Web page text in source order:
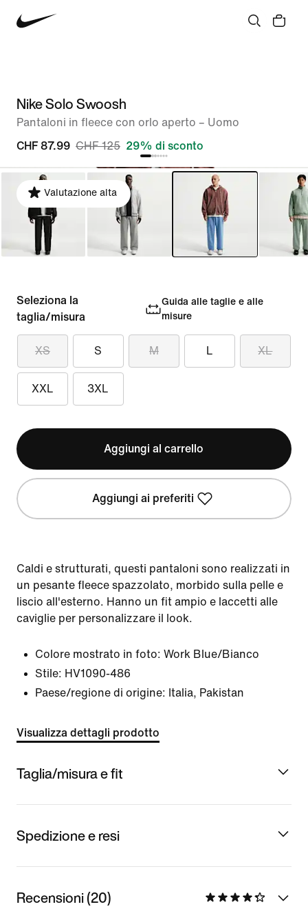
Nike Solo Swoosh
Pantaloni in fleece con orlo aperto – Uomo
CHF 87.99 CHF 125 29% di sconto
Valutazione alta
Seleziona la
taglia/misura
Guida alle taglie e alle
misure
XS S M L XL
XXL 3XL
Aggiungi al carrello
Aggiungi ai preferiti
Caldi e strutturati, questi pantaloni sono realizzati in
un pesante fleece spazzolato, morbido sulla pelle e
liscio all'esterno. Hanno un fit ampio e laccetti alle
caviglie per personalizzare il look.
Colore mostrato in foto: Work Blue/Bianco
Stile: HV1090-486
Paese/regione di origine: Italia, Pakistan
Visualizza dettagli prodotto
Taglia/misura e fit
Spedizione e resi
Recensioni (20)